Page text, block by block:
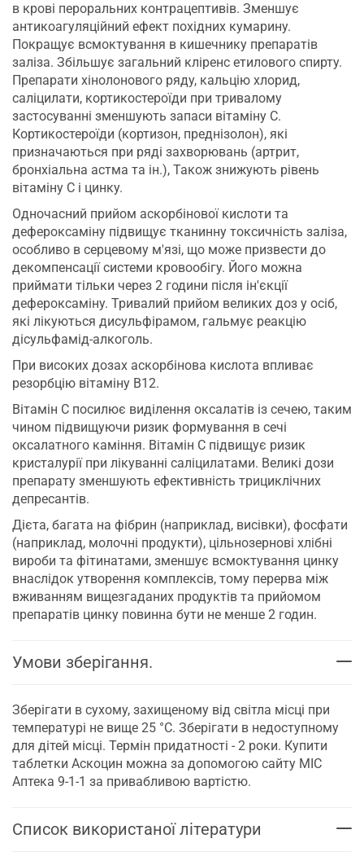
в крові пероральних контрацептивів. Зменшує
антикоагуляційний ефект похідних кумарину.
Покращує всмоктування в кишечнику препаратів
заліза. Збільшує загальний кліренс етилового спирту.
Препарати хінолонового ряду, кальцію хлорид,
саліцилати, кортикостероїди при тривалому
застосуванні зменшують запаси вітаміну С.
Кортикостероїди (кортизон, преднізолон), які
призначаються при ряді захворювань (артрит,
бронхіальна астма та ін.), Також знижують рівень
вітаміну С і цинку.
Одночасний прийом аскорбінової кислоти та
дефероксаміну підвищує тканинну токсичність заліза,
особливо в серцевому м'язі, що може призвести до
декомпенсації системи кровообігу. Його можна
приймати тільки через 2 години після ін'єкції
дефероксаміну. Тривалий прийом великих доз у осіб,
які лікуються дисульфірамом, гальмує реакцію
дісульфамід-алкоголь.
При високих дозах аскорбінова кислота впливає
резорбцію вітаміну В12.
Вітамін С посилює виділення оксалатів із сечею, таким
чином підвищуючи ризик формування в сечі
оксалатного каміння. Вітамін С підвищує ризик
кристалурії при лікуванні саліцилатами. Великі дози
препарату зменшують ефективність трициклічних
депресантів.
Дієта, багата на фібрин (наприклад, висівки), фосфати
(наприклад, молочні продукти), цільнозернові хлібні
вироби та фітинатами, зменшує всмоктування цинку
внаслідок утворення комплексів, тому перерва між
вживанням вищезгаданих продуктів та прийомом
препаратів цинку повинна бути не менше 2 годин.
Умови зберігання.
Зберігати в сухому, захищеному від світла місці при
температурі не вище 25 °C. Зберігати в недоступному
для дітей місці. Термін придатності - 2 роки. Купити
таблетки Аскоцин можна за допомогою сайту МІС
Аптека 9-1-1 за привабливою вартістю.
Список використаної літератури